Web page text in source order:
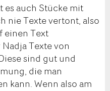
es auch Stücke mit
nie Texte vertont, also
einen Text
Texte von
sind gut und
die man
kann. Wenn also am